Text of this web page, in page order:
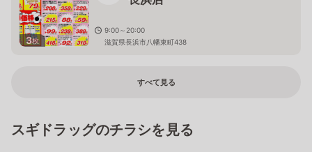
3枚
9:00～20:00
滋賀県長浜市八幡東町438
すべて見る
スギドラッグのチラシを見る